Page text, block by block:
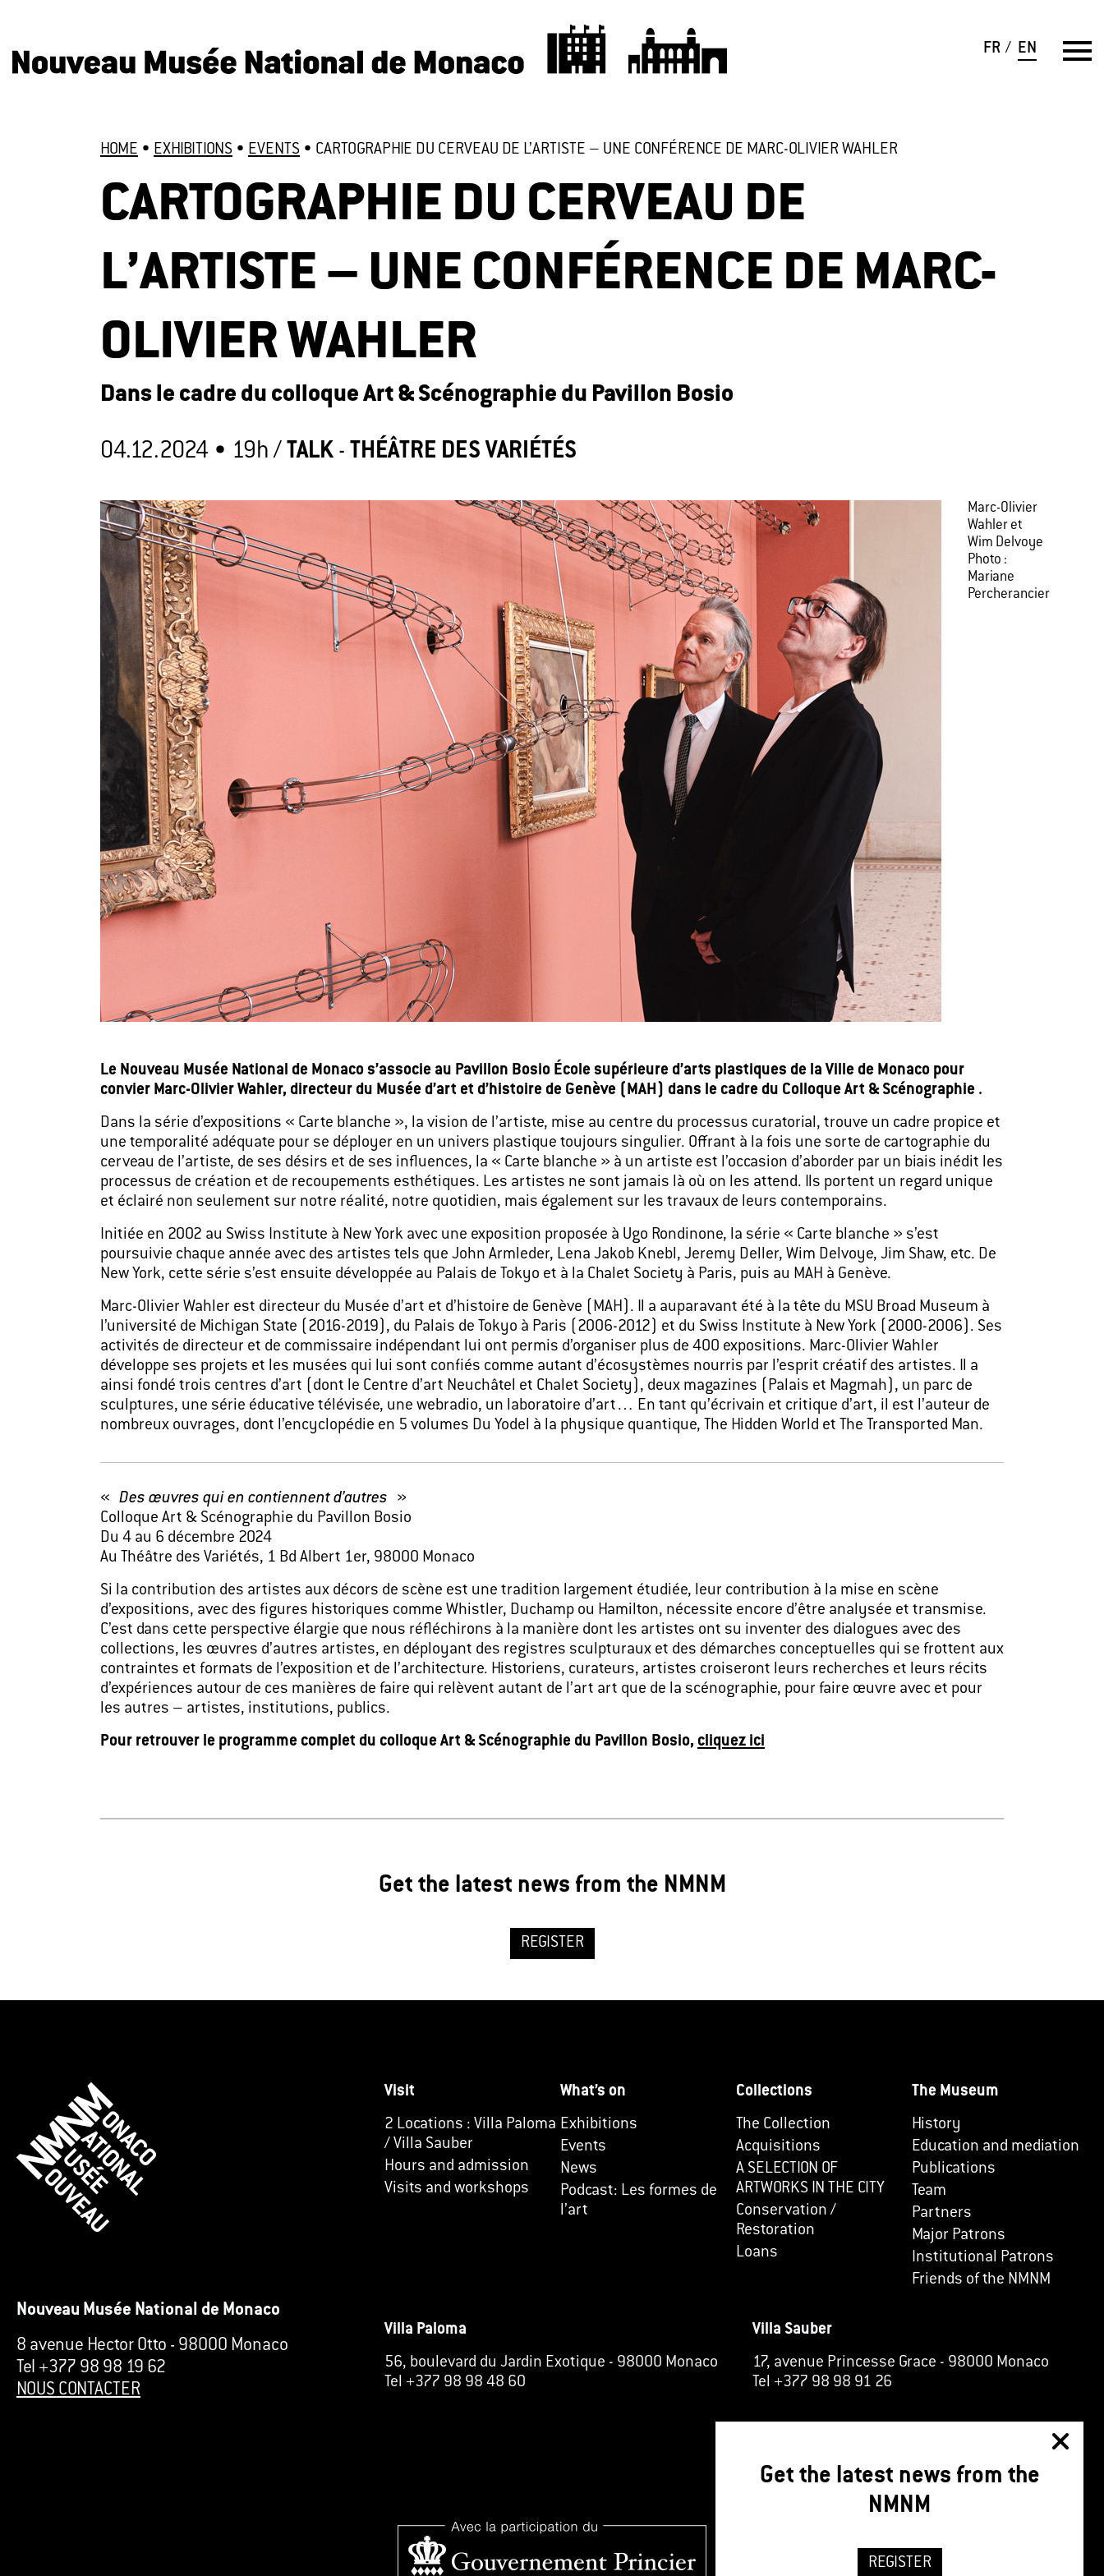
FR EN
HOME • EXHIBITIONS • EVENTS • CARTOGRAPHIE DU CERVEAU DE L’ARTISTE – UNE CONFÉRENCE DE MARC-OLIVIER WAHLER
CARTOGRAPHIE DU CERVEAU DE
L’ARTISTE – UNE CONFÉRENCE DE MARC-
OLIVIER WAHLER
Dans le cadre du colloque Art & Scénographie du Pavillon Bosio
04.12.2024 • 19h / TALK - THÉÂTRE DES VARIÉTÉS
Marc-Olivier
Wahler et
Wim Delvoye
Photo :
Mariane
Percherancier
Le Nouveau Musée National de Monaco s’associe au Pavillon Bosio École supérieure d’arts plastiques de la Ville de Monaco pour
convier Marc-Olivier Wahler, directeur du Musée d’art et d’histoire de Genève (MAH) dans le cadre du Colloque Art & Scénographie .
Dans la série d’expositions « Carte blanche », la vision de l’artiste, mise au centre du processus curatorial, trouve un cadre propice et
une temporalité adéquate pour se déployer en un univers plastique toujours singulier. Offrant à la fois une sorte de cartographie du
cerveau de l’artiste, de ses désirs et de ses influences, la « Carte blanche » à un artiste est l’occasion d’aborder par un biais inédit les
processus de création et de recoupements esthétiques. Les artistes ne sont jamais là où on les attend. Ils portent un regard unique
et éclairé non seulement sur notre réalité, notre quotidien, mais également sur les travaux de leurs contemporains.
Initiée en 2002 au Swiss Institute à New York avec une exposition proposée à Ugo Rondinone, la série « Carte blanche » s’est
poursuivie chaque année avec des artistes tels que John Armleder, Lena Jakob Knebl, Jeremy Deller, Wim Delvoye, Jim Shaw, etc. De
New York, cette série s’est ensuite développée au Palais de Tokyo et à la Chalet Society à Paris, puis au MAH à Genève.
Marc-Olivier Wahler est directeur du Musée d’art et d’histoire de Genève (MAH). Il a auparavant été à la tête du MSU Broad Museum à
l’université de Michigan State (2016-2019), du Palais de Tokyo à Paris (2006-2012) et du Swiss Institute à New York (2000-2006). Ses
activités de directeur et de commissaire indépendant lui ont permis d’organiser plus de 400 expositions. Marc-Olivier Wahler
développe ses projets et les musées qui lui sont confiés comme autant d’écosystèmes nourris par l’esprit créatif des artistes. Il a
ainsi fondé trois centres d’art (dont le Centre d’art Neuchâtel et Chalet Society), deux magazines (Palais et Magmah), un parc de
sculptures, une série éducative télévisée, une webradio, un laboratoire d’art… En tant qu’écrivain et critique d’art, il est l’auteur de
nombreux ouvrages, dont l’encyclopédie en 5 volumes Du Yodel à la physique quantique, The Hidden World et The Transported Man.
« Des œuvres qui en contiennent d’autres »
Colloque Art & Scénographie du Pavillon Bosio
Du 4 au 6 décembre 2024
Au Théâtre des Variétés, 1 Bd Albert 1er, 98000 Monaco
Si la contribution des artistes aux décors de scène est une tradition largement étudiée, leur contribution à la mise en scène
d’expositions, avec des figures historiques comme Whistler, Duchamp ou Hamilton, nécessite encore d’être analysée et transmise.
C’est dans cette perspective élargie que nous réfléchirons à la manière dont les artistes ont su inventer des dialogues avec des
collections, les œuvres d’autres artistes, en déployant des registres sculpturaux et des démarches conceptuelles qui se frottent aux
contraintes et formats de l’exposition et de l’architecture. Historiens, curateurs, artistes croiseront leurs recherches et leurs récits
d’expériences autour de ces manières de faire qui relèvent autant de l’art art que de la scénographie, pour faire œuvre avec et pour
les autres – artistes, institutions, publics.
Pour retrouver le programme complet du colloque Art & Scénographie du Pavillon Bosio, cliquez ici
Get the latest news from the NMNM
REGISTER
Get the latest news from the
NMNM
REGISTER
Visit
2 Locations : Villa Paloma
/ Villa Sauber
Hours and admission
Visits and workshops
What’s on
Exhibitions
Events
News
Podcast: Les formes de
l’art
Collections
The Collection
Acquisitions
A SELECTION OF
ARTWORKS IN THE CITY
Conservation /
Restoration
Loans
The Museum
History
Education and mediation
Publications
Team
Partners
Major Patrons
Institutional Patrons
Friends of the NMNM
Nouveau Musée National de Monaco
8 avenue Hector Otto - 98000 Monaco
Tel +377 98 98 19 62
NOUS CONTACTER
Villa Paloma
56, boulevard du Jardin Exotique - 98000 Monaco
Tel +377 98 98 48 60
Villa Sauber
17, avenue Princesse Grace - 98000 Monaco
Tel +377 98 98 91 26